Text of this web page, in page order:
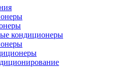
кондиционеры